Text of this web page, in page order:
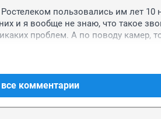
пользовались им лет 10
и я вообще не знаю, что такое
проблем. А по поводу камер,
комментарии